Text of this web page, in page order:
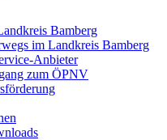
Bamberg
im Landkreis Bamberg
Anbieter
zum ÖPNV